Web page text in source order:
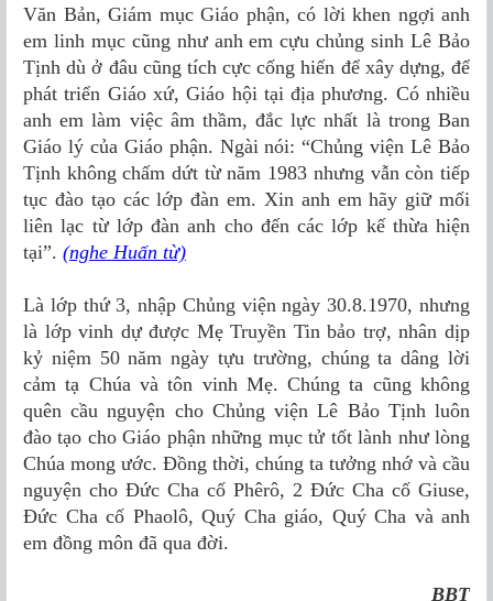
Văn Bản, Giám mục Giáo phận, có lời khen ngợi anh
em linh mục cũng như anh em cựu chủng sinh Lê Bảo
Tịnh dù ở đâu cũng tích cực cống hiến để xây dựng, để
phát triển Giáo xứ, Giáo hội tại địa phương. Có nhiều
anh em làm việc âm thầm, đắc lực nhất là trong Ban
Giáo lý của Giáo phận. Ngài nói: “Chủng viện Lê Bảo
Tịnh không chấm dứt từ năm 1983 nhưng vẫn còn tiếp
tục đào tạo các lớp đàn em. Xin anh em hãy giữ mối
liên lạc từ lớp đàn anh cho đến các lớp kế thừa hiện
tại”. (nghe Huấn từ)
Là lớp thứ 3, nhập Chủng viện ngày 30.8.1970, nhưng
là lớp vinh dự được Mẹ Truyền Tin bảo trợ, nhân dịp
kỷ niệm 50 năm ngày tựu trường, chúng ta dâng lời
cảm tạ Chúa và tôn vinh Mẹ. Chúng ta cũng không
quên cầu nguyện cho Chủng viện Lê Bảo Tịnh luôn
đào tạo cho Giáo phận những mục tử tốt lành như lòng
Chúa mong ước. Đồng thời, chúng ta tưởng nhớ và cầu
nguyện cho Đức Cha cố Phêrô, 2 Đức Cha cố Giuse,
Đức Cha cố Phaolô, Quý Cha giáo, Quý Cha và anh
em đồng môn đã qua đời.
BBT